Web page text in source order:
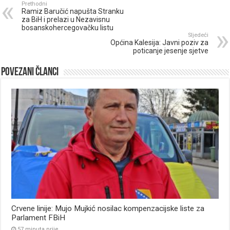
Prethodni
Ramiz Baručić napušta Stranku
za BiH i prelazi u Nezavisnu
bosanskohercegovačku listu
Sljedeći
Općina Kalesija: Javni poziv za
poticanje jesenje sjetve
Povezani članci
Crvene linije: Mujo Mujkić nosilac kompenzacijske liste za
Parlament FBiH